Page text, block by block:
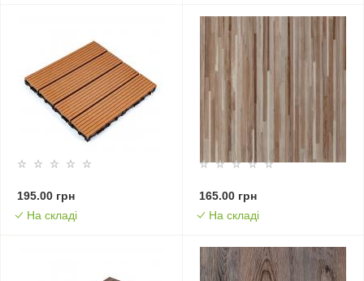
195.00 грн
На складі
165.00 грн
На складі